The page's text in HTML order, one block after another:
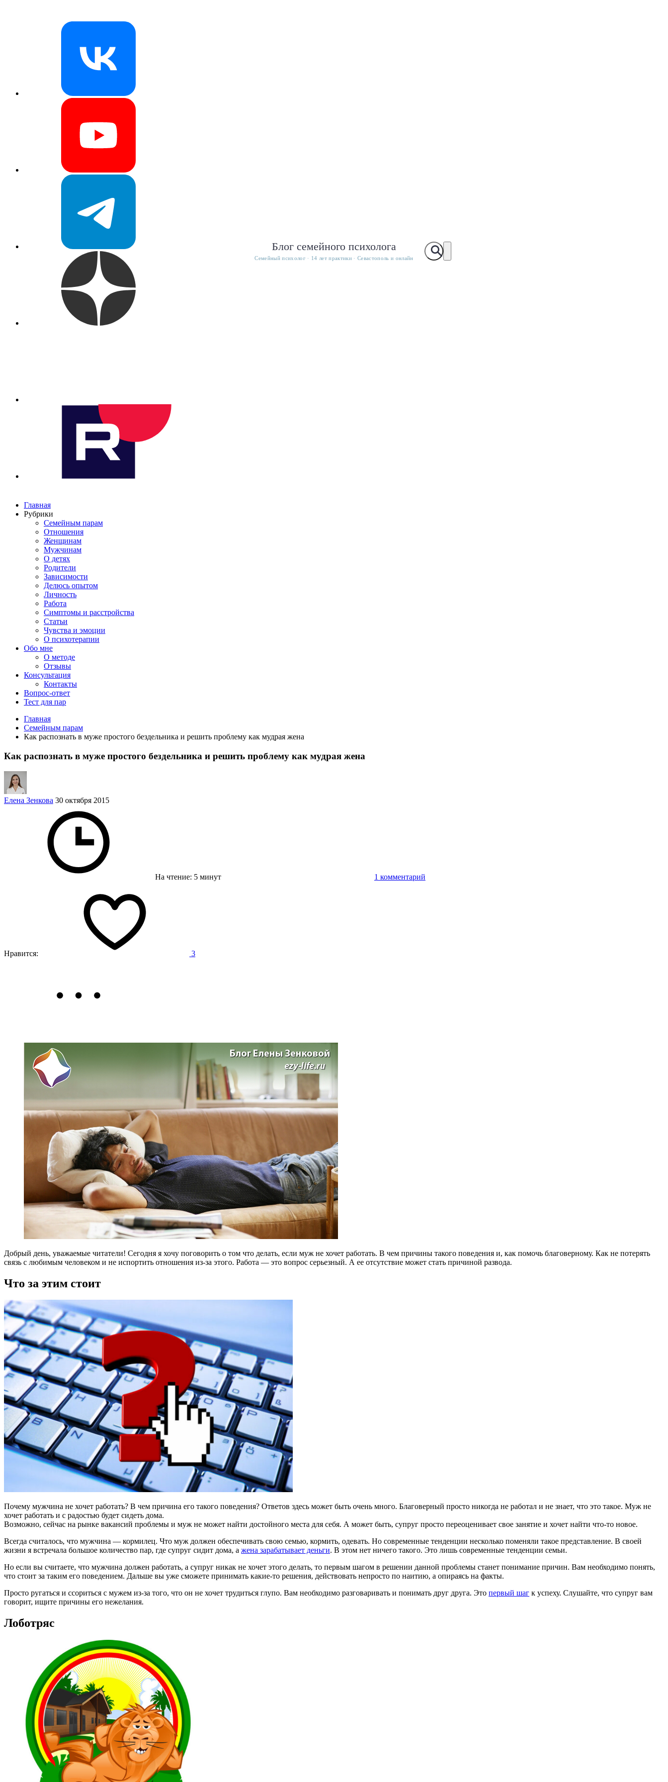
Блог семейного психолога
Семейный психолог · 14 лет практики · Севастополь и онлайн
Главная
Рубрики
Семейным парам
Отношения
Женщинам
Мужчинам
О детях
Родители
Зависимости
Делюсь опытом
Личность
Работа
Симптомы и расстройства
Статьи
Чувства и эмоции
О психотерапии
Обо мне
О методе
Отзывы
Консультация
Контакты
Вопрос-ответ
Тест для пар
Главная
Семейным парам
Как распознать в муже простого бездельника и решить проблему как мудрая жена
Как распознать в муже простого бездельника и решить проблему как мудрая жена
Елена Зенкова 30 октября 2015
На чтение: 5 минут 1 комментарий
Нравится: 3
Добрый день, уважаемые читатели! Сегодня я хочу поговорить о том что делать, если муж не хочет работать. В чем причины такого поведения и, как помочь благоверному. Как не потерять
связь с любимым человеком и не испортить отношения из-за этого. Работа — это вопрос серьезный. А ее отсутствие может стать причиной развода.
Что за этим стоит
Почему мужчина не хочет работать? В чем причина его такого поведения? Ответов здесь может быть очень много. Благоверный просто никогда не работал и не знает, что это такое. Муж не
хочет работать и с радостью будет сидеть дома.
Возможно, сейчас на рынке вакансий проблемы и муж не может найти достойного места для себя. А может быть, супруг просто переоценивает свое занятие и хочет найти что-то новое.
Всегда считалось, что мужчина — кормилец. Что муж должен обеспечивать свою семью, кормить, одевать. Но современные тенденции несколько поменяли такое представление. В своей
жизни я встречала большое количество пар, где супруг сидит дома, а жена зарабатывает деньги. В этом нет ничего такого. Это лишь современные тенденции семьи.
Но если вы считаете, что мужчина должен работать, а супруг никак не хочет этого делать, то первым шагом в решении данной проблемы станет понимание причин. Вам необходимо понять,
что стоит за таким его поведением. Дальше вы уже сможете принимать какие-то решения, действовать непросто по наитию, а опираясь на факты.
Просто ругаться и ссориться с мужем из-за того, что он не хочет трудиться глупо. Вам необходимо разговаривать и понимать друг друга. Это первый шаг к успеху. Слушайте, что супруг вам
говорит, ищите причины его нежелания.
Лоботряс